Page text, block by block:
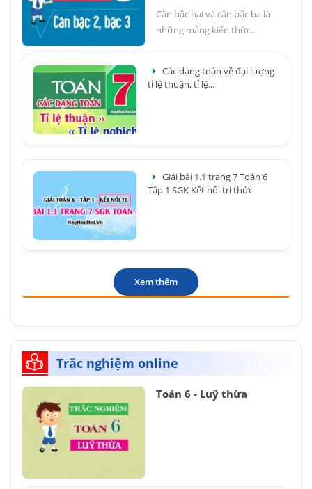
Căn bậc hai và căn bậc ba là
những mảng kiến thức...
Các dạng toán về đại lượng
tỉ lệ thuận, tỉ lệ...
Giải bài 1.1 trang 7 Toán 6
Tập 1 SGK Kết nối tri thức
Xem thêm
Trắc nghiệm online
Toán 6 - Luỹ thừa